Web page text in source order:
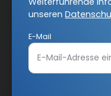
Abo
unseren
E-Mail